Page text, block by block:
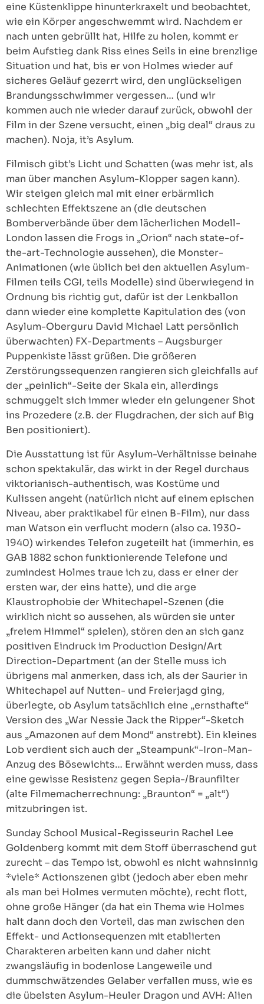
eine Küstenklippe hinunterkraxelt und beobachtet,
wie ein Körper angeschwemmt wird. Nachdem er
nach unten gebrüllt hat, Hilfe zu holen, kommt er
beim Aufstieg dank Riss eines Seils in eine brenzlige
Situation und hat, bis er von Holmes wieder auf
sicheres Geläuf gezerrt wird, den unglückseligen
Brandungsschwimmer vergessen… (und wir
kommen auch nie wieder darauf zurück, obwohl der
Film in der Szene versucht, einen „big deal“ draus zu
machen). Noja, it’s Asylum.
Filmisch gibt’s Licht und Schatten (was mehr ist, als
man über manchen Asylum-Klopper sagen kann).
Wir steigen gleich mal mit einer erbärmlich
schlechten Effektszene an (die deutschen
Bomberverbände über dem lächerlichen Modell-
London lassen die Frogs in „Orion“ nach state-of-
the-art-Technologie aussehen), die Monster-
Animationen (wie üblich bei den aktuellen Asylum-
Filmen teils CGI, teils Modelle) sind überwiegend in
Ordnung bis richtig gut, dafür ist der Lenkballon
dann wieder eine komplette Kapitulation des (von
Asylum-Oberguru David Michael Latt persönlich
überwachten) FX-Departments – Augsburger
Puppenkiste lässt grüßen. Die größeren
Zerstörungssequenzen rangieren sich gleichfalls auf
der „peinlich“-Seite der Skala ein, allerdings
schmuggelt sich immer wieder ein gelungener Shot
ins Prozedere (z.B. der Flugdrachen, der sich auf Big
Ben positioniert).
Die Ausstattung ist für Asylum-Verhältnisse beinahe
schon spektakulär, das wirkt in der Regel durchaus
viktorianisch-authentisch, was Kostüme und
Kulissen angeht (natürlich nicht auf einem epischen
Niveau, aber praktikabel für einen B-Film), nur dass
man Watson ein verflucht modern (also ca. 1930-
1940) wirkendes Telefon zugeteilt hat (immerhin, es
GAB 1882 schon funktionierende Telefone und
zumindest Holmes traue ich zu, dass er einer der
ersten war, der eins hatte), und die arge
Klaustrophobie der Whitechapel-Szenen (die
wirklich nicht so aussehen, als würden sie unter
„freiem Himmel“ spielen), stören den an sich ganz
positiven Eindruck im Production Design/Art
Direction-Department (an der Stelle muss ich
übrigens mal anmerken, dass ich, als der Saurier in
Whitechapel auf Nutten- und Freierjagd ging,
überlegte, ob Asylum tatsächlich eine „ernsthafte“
Version des „War Nessie Jack the Ripper“-Sketch
aus „Amazonen auf dem Mond“ anstrebt). Ein kleines
Lob verdient sich auch der „Steampunk“-Iron-Man-
Anzug des Bösewichts… Erwähnt werden muss, dass
eine gewisse Resistenz gegen Sepia-/Braunfilter
(alte Filmemacherrechnung: „Braunton“ = „alt“)
mitzubringen ist.
Sunday School Musical-Regisseurin Rachel Lee
Goldenberg kommt mit dem Stoff überraschend gut
zurecht – das Tempo ist, obwohl es nicht wahnsinnig
*viele* Actionszenen gibt (jedoch aber eben mehr
als man bei Holmes vermuten möchte), recht flott,
ohne große Hänger (da hat ein Thema wie Holmes
halt dann doch den Vorteil, das man zwischen den
Effekt- und Actionsequenzen mit etablierten
Charakteren arbeiten kann und daher nicht
zwangsläufig in bodenlose Langeweile und
dummschwätzendes Gelaber verfallen muss, wie es
die übelsten Asylum-Heuler Dragon und AVH: Alien